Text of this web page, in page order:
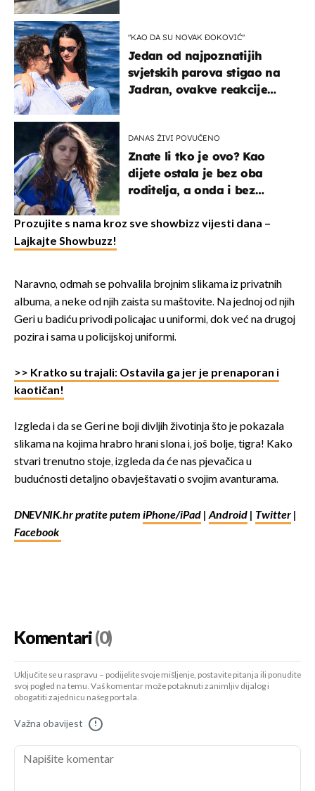
"KAO DA SU NOVAK ĐOKOVIĆ"
Jedan od najpoznatijih
svjetskih parova stigao na
Jadran, ovakve reakcije
DANAS ŽIVI POVUČENO
Znate li tko je ovo? Kao
dijete ostala je bez oba
roditelja, a onda i bez
naslijediti
Prozujite s nama kroz sve showbizz vijesti dana –
Lajkajte Showbuzz!
Naravno, odmah se pohvalila brojnim slikama iz privatnih
albuma, a neke od njih zaista su maštovite. Na jednoj od njih
Geri u badiću privodi policajac u uniformi, dok već na drugoj
pozira i sama u policijskoj uniformi.
>> Kratko su trajali: Ostavila ga jer je prenaporan i
kaotičan!
Izgleda i da se Geri ne boji divljih životinja što je pokazala
slikama na kojima hrabro hrani slona i, još bolje, tigra! Kako
stvari trenutno stoje, izgleda da će nas pjevačica u
budućnosti detaljno obavještavati o svojim avanturama.
DNEVNIK.hr pratite putem iPhone/iPad |Android | Twitter |
Facebook
Komentari(0)
Uključite se u raspravu – podijelite svoje mišljenje, postavite pitanja ili ponudite
svoj pogled na temu. Vaš komentar može potaknuti zanimljiv dijalog i
obogatiti zajednicu našeg portala.
Važna obavijest !